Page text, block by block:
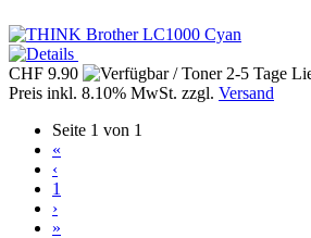
CHF 9.90
Preis inkl. 8.10% MwSt. zzgl. Versand
Seite 1 von 1
«
‹
1
›
»